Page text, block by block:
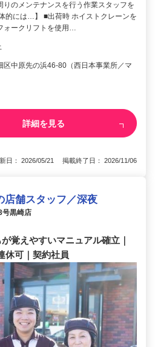
りのメンテナンスを行う作業スタッフを
的には…】 ■出荷時 ホイストクレーンを
ォークリフトを使用…
区中原先の浜46-80（西日本事業所／マ
詳細を見る
日： 2026/05/21 掲載終了日： 2026/11/06
店舗スタッフ／深夜
黒崎店
覚えやすいマニュアル確立｜
休可｜契約社員